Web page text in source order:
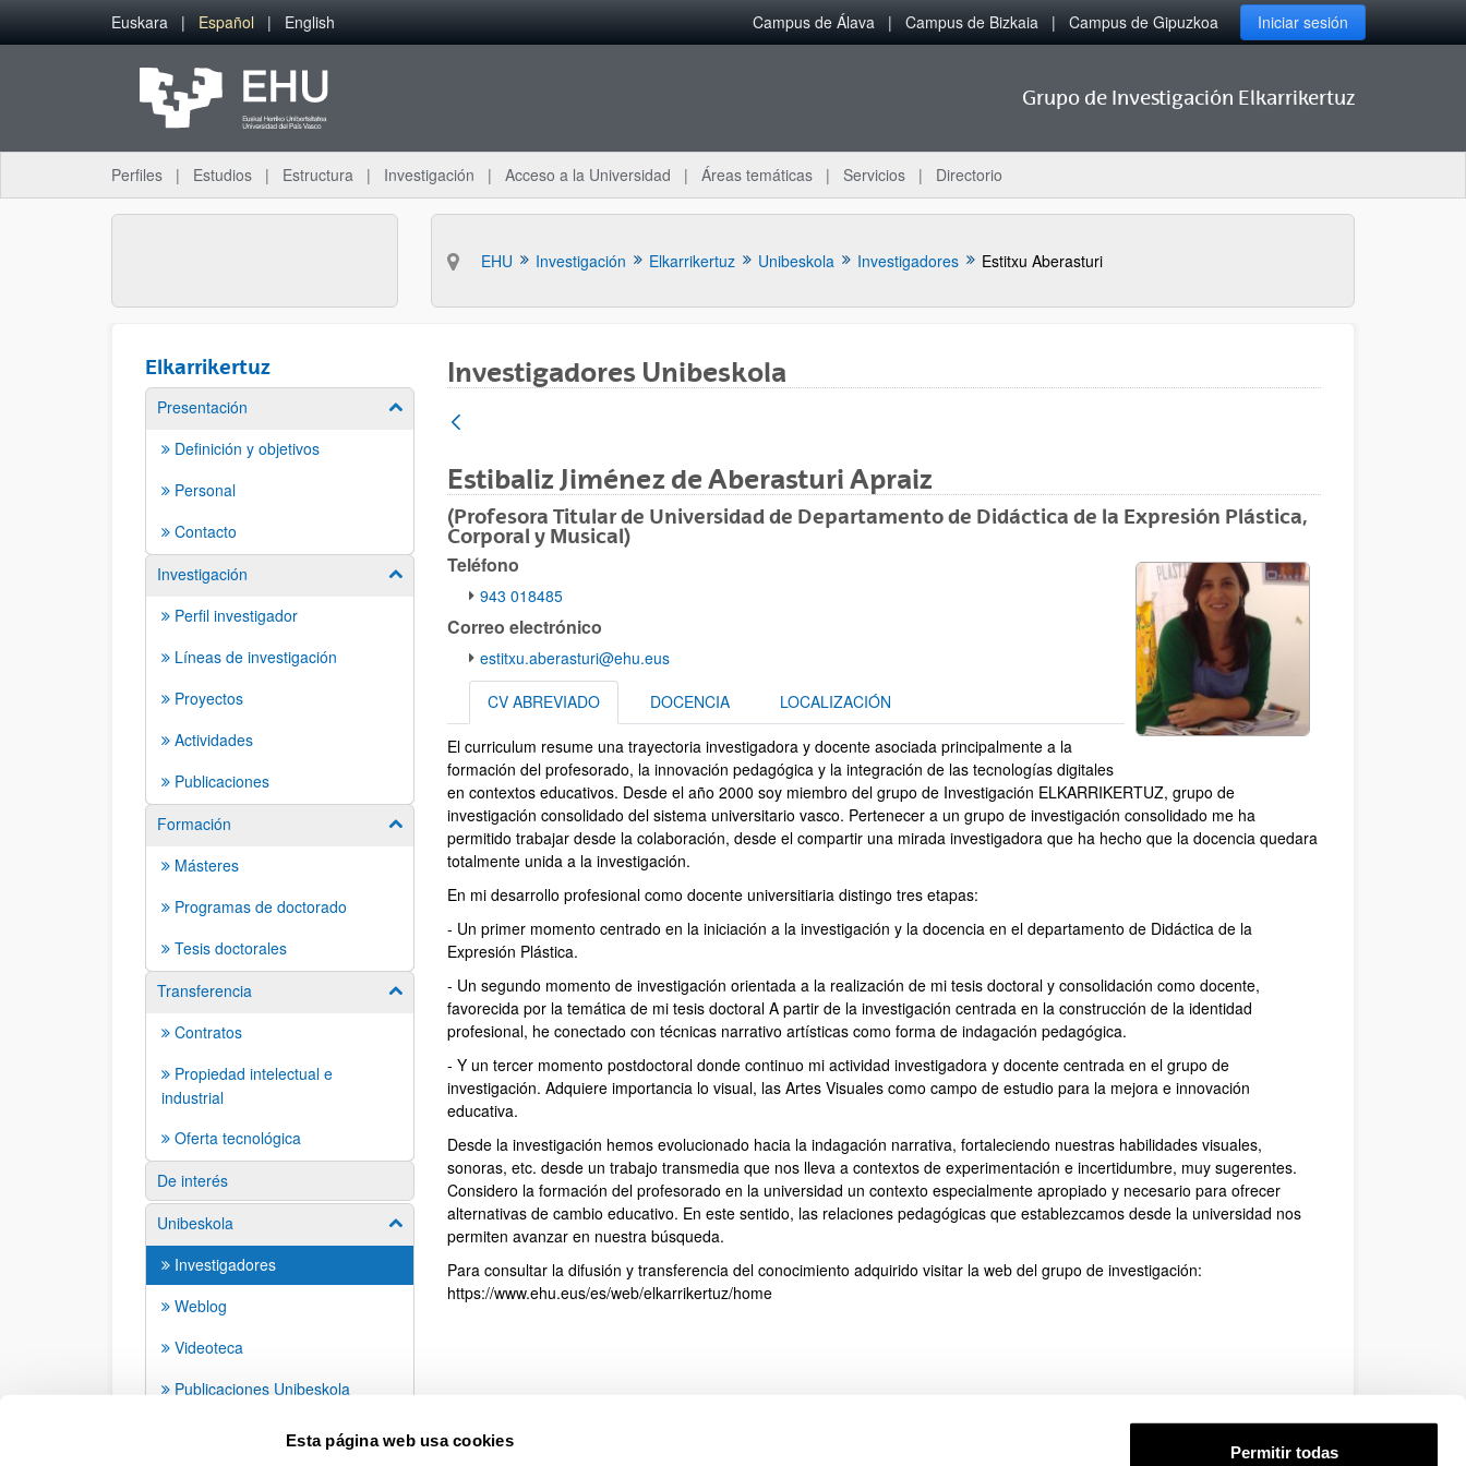
Esta página web usa cookies
Permitir todas
Saltar al contenido principal
Euskara Español English Campus de Álava Campus de Bizkaia Campus de Gipuzkoa Iniciar sesión
Grupo de Investigación Elkarrikertuz
Perfiles Estudios Estructura Investigación Acceso a la Universidad Áreas temáticas Servicios Directorio
EHU Investigación Elkarrikertuz Unibeskola Investigadores Estitxu Aberasturi
Elkarrikertuz
Presentación Mostrar/ocultar subpáginas
Definición y objetivos
Personal
Contacto
Investigación
Mostrar/ocultar subpáginas
Perfil investigador
Líneas de investigación
Proyectos
Actividades
Publicaciones
Formación
Mostrar/ocultar subpáginas
Másteres
Programas de doctorado
Tesis doctorales
Transferencia
Mostrar/ocultar subpáginas
Contratos
Propiedad intelectual e
industrial
Oferta tecnológica
De interés
Unibeskola
Mostrar/ocultar subpáginas
Investigadores
Weblog
Videoteca
Publicaciones Unibeskola
Agradecimientos
Investigadores Unibeskola
Estibaliz Jiménez de Aberasturi Apraiz
(Profesora Titular de Universidad de Departamento de Didáctica de la Expresión Plástica,
Corporal y Musical)
Teléfono
943 018485
Correo electrónico
estitxu.aberasturi@ehu.eus
CV ABREVIADO
DOCENCIA LOCALIZACIÓN
CV ABREVIADO
El curriculum resume una trayectoria investigadora y docente asociada principalmente a la
formación del profesorado, la innovación pedagógica y la integración de las tecnologías digitales
en contextos educativos. Desde el año 2000 soy miembro del grupo de Investigación ELKARRIKERTUZ, grupo de
investigación consolidado del sistema universitario vasco. Pertenecer a un grupo de investigación consolidado me ha
permitido trabajar desde la colaboración, desde el compartir una mirada investigadora que ha hecho que la docencia quedara
totalmente unida a la investigación.
En mi desarrollo profesional como docente universitiaria distingo tres etapas:
- Un primer momento centrado en la iniciación a la investigación y la docencia en el departamento de Didáctica de la
Expresión Plástica.
- Un segundo momento de investigación orientada a la realización de mi tesis doctoral y consolidación como docente,
favorecida por la temática de mi tesis doctoral A partir de la investigación centrada en la construcción de la identidad
profesional, he conectado con técnicas narrativo artísticas como forma de indagación pedagógica.
- Y un tercer momento postdoctoral donde continuo mi actividad investigadora y docente centrada en el grupo de
investigación. Adquiere importancia lo visual, las Artes Visuales como campo de estudio para la mejora e innovación
educativa.
Desde la investigación hemos evolucionado hacia la indagación narrativa, fortaleciendo nuestras habilidades visuales,
sonoras, etc. desde un trabajo transmedia que nos lleva a contextos de experimentación e incertidumbre, muy sugerentes.
Considero la formación del profesorado en la universidad un contexto especialmente apropiado y necesario para ofrecer
alternativas de cambio educativo. En este sentido, las relaciones pedagógicas que establezcamos desde la universidad nos
permiten avanzar en nuestra búsqueda.
Para consultar la difusión y transferencia del conocimiento adquirido visitar la web del grupo de investigación:
https://www.ehu.eus/es/web/elkarrikertuz/home